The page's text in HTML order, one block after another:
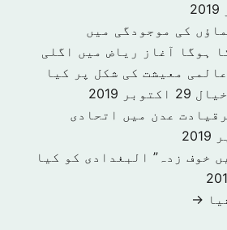
کی موجودگی میں
ہوگا آغاز ریاض میں اگلی
معیشت کی شکل پر کیا
29 اکتوبر 2019
عدن میں اتحادی
خوف زدہ” البغدادی کو کیا
→